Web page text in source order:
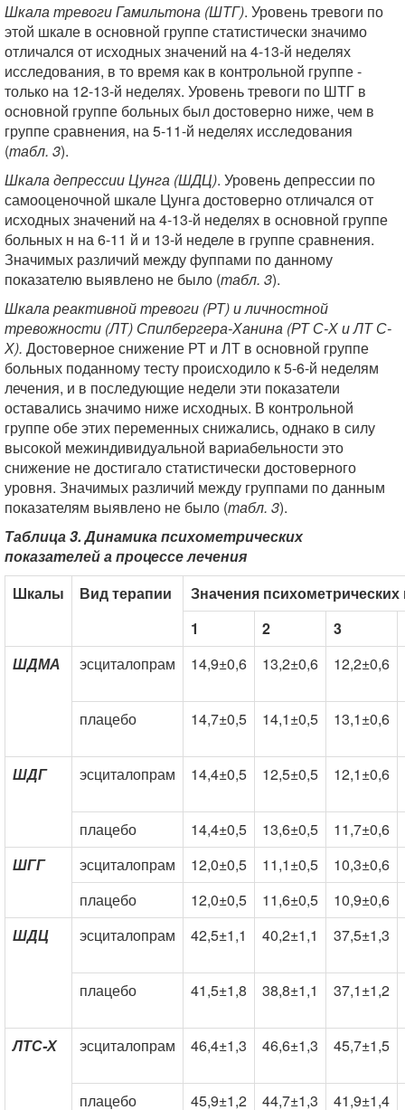
Шкала тревоги Гамильтона (ШТГ). Уровень тревоги по
этой шкале в основной группе статистически значимо
отличался от исходных значений на 4-13-й неделях
исследования, в то время как в контрольной группе -
только на 12-13-й неделях. Уровень тревоги по ШТГ в
основной группе больных был достоверно ниже, чем в
группе сравнения, на 5-11-й неделях исследования
(табл. 3).
Шкала депрессии Цунга (ШДЦ). Уровень депрессии по
самооценочной шкале Цунга достоверно отличался от
исходных значений на 4-13-й неделях в основной группе
больных н на 6-11 й и 13-й неделе в группе сравнения.
Значимых различий между фуппами по данному
показателю выявлено не было (табл. 3).
Шкала реактивной тревоги (РТ) и личностной
тревожности (ЛТ) Спилбергера-Ханина (РТ С-Х и ЛТ С-
Х). Достоверное снижение РТ и ЛТ в основной группе
больных поданному тесту происходило к 5-6-й неделям
лечения, и в последующие недели эти показатели
оставались значимо ниже исходных. В контрольной
группе обе этих переменных снижались, однако в силу
высокой межиндивидуальной вариабельности это
снижение не достигало статистически достоверного
уровня. Значимых различий между группами по данным
показателям выявлено не было (табл. 3).
Таблица 3. Динамика психометрических
показателей а процессе лечения
Шкалы
Вид терапии
Значения
1
2
3
ШДМА
эсциталопрам 14,9±0,6 13,2±0,6 12,2±0,6
плацебо 14,7±0,5 14,1±0,5 13,1±0,6
ШДГ эсциталопрам 14,4±0,5 12,5±0,5 12,1±0,6
плацебо 14,4±0,5 13,6±0,5
11,7±0,6
ШГГ
эсциталопрам 12,0±0,5 11,1±0,5
10,3±0,6
плацебо
12,0±0,5 11,6±0,5
10,9±0,6
ШДЦ
эсциталопрам 42,5±1,1 40,2±1,1 37,5±1,3
плацебо 41,5±1,8 38,8±1,1 37,1±1,2
ЛТС-Х эсциталопрам 46,4±1,3 46,6±1,3 45,7±1,5
плацебо 45,9±1,2 44,7±1,3 41,9±1,4